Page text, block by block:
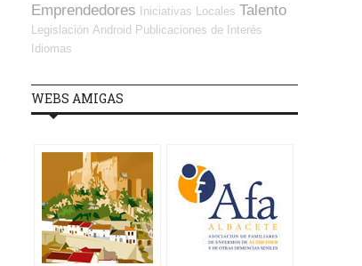
Emprendedores
Iniciativas Locales Talento
Legislación Android Publicaciones de Interés
Idiomas
WEBS AMIGAS